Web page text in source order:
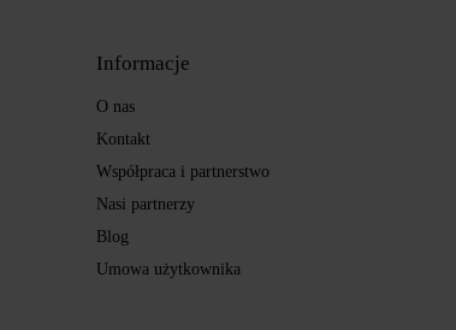
Informacje
O nas
Kontakt
Współpraca i partnerstwo
Nasi partnerzy
Blog
Umowa użytkownika